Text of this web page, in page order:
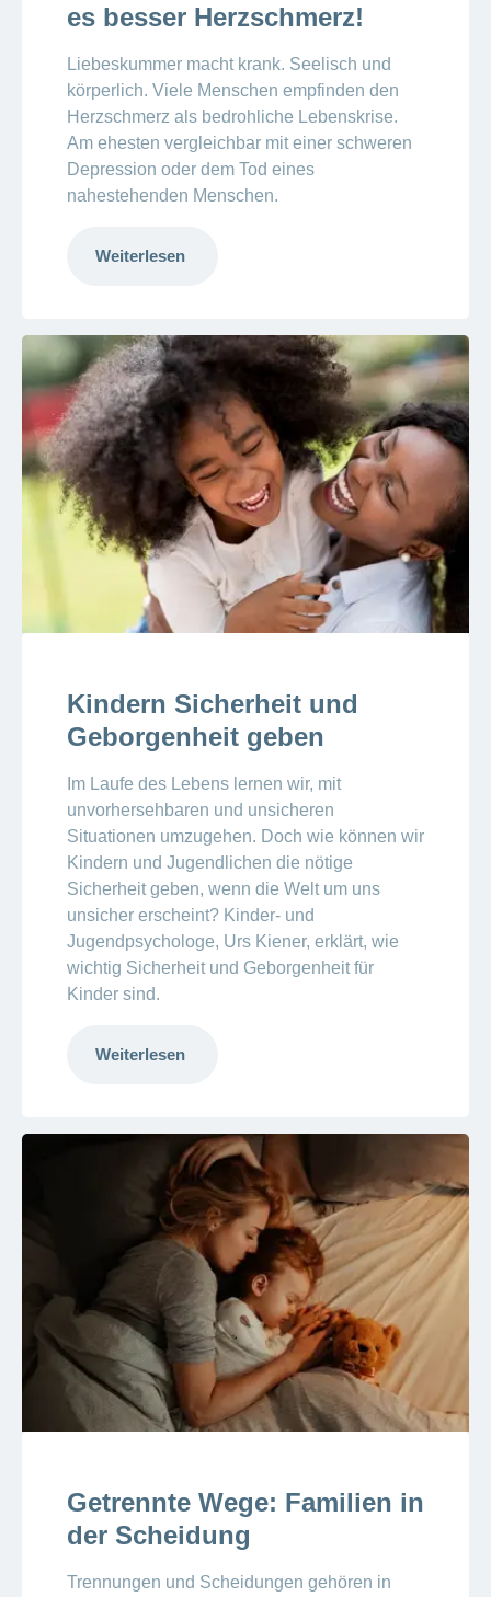
es besser Herzschmerz!
Liebeskummer macht krank. Seelisch und
körperlich. Viele Menschen empfinden den
Herzschmerz als bedrohliche Lebenskrise.
Am ehesten vergleichbar mit einer schweren
Depression oder dem Tod eines
nahestehenden Menschen.
Weiterlesen
Kindern Sicherheit und
Geborgenheit geben
Im Laufe des Lebens lernen wir, mit
unvorhersehbaren und unsicheren
Situationen umzugehen. Doch wie können wir
Kindern und Jugendlichen die nötige
Sicherheit geben, wenn die Welt um uns
unsicher erscheint? Kinder- und
Jugendpsychologe, Urs Kiener, erklärt, wie
wichtig Sicherheit und Geborgenheit für
Kinder sind.
Weiterlesen
Getrennte Wege: Familien in
der Scheidung
Trennungen und Scheidungen gehören in